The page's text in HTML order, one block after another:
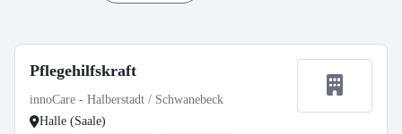
Pflegehilfskraft
innoCare - Halberstadt / Schwanebeck
Halle (Saale)